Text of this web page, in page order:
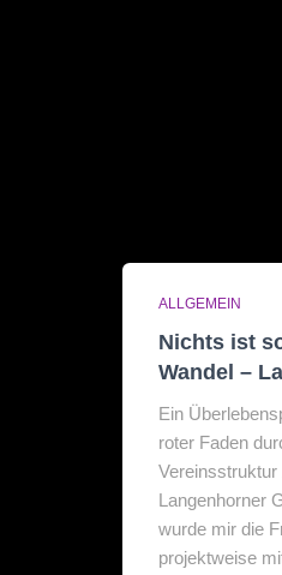
ALLGEMEIN
Nichts ist
Wandel –
Ein
roter Faden
Langenhorner
wurde mir die
projektweise